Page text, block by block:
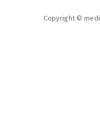
Copyright ©